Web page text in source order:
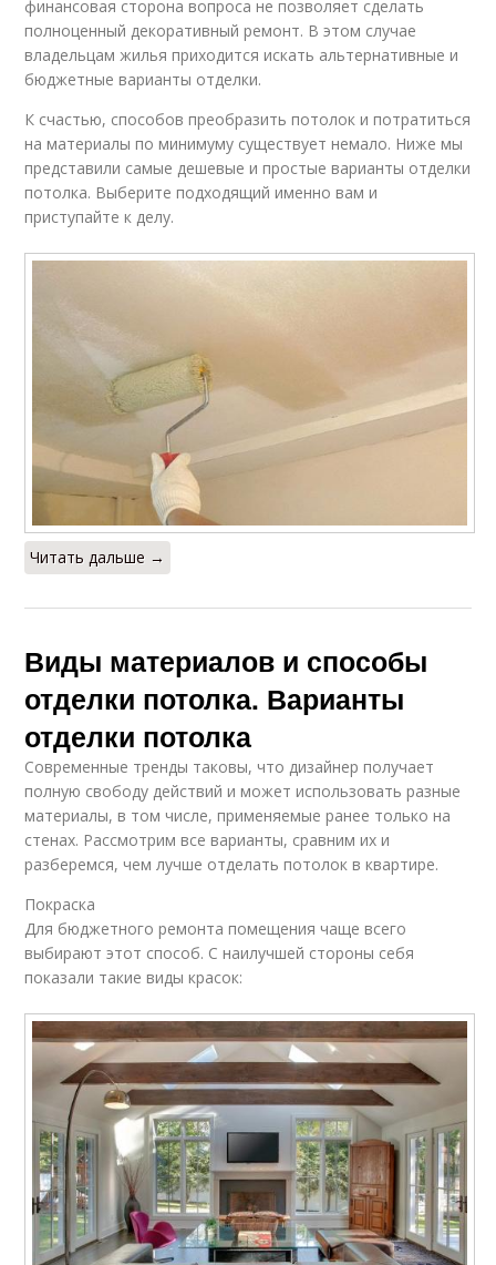
финансовая сторона вопроса не позволяет сделать
полноценный декоративный ремонт. В этом случае
владельцам жилья приходится искать альтернативные и
бюджетные варианты отделки.
К счастью, способов преобразить потолок и потратиться
на материалы по минимуму существует немало. Ниже мы
представили самые дешевые и простые варианты отделки
потолка. Выберите подходящий именно вам и
приступайте к делу.
Читать дальше →
Виды материалов и способы
отделки потолка. Варианты
отделки потолка
Современные тренды таковы, что дизайнер получает
полную свободу действий и может использовать разные
материалы, в том числе, применяемые ранее только на
стенах. Рассмотрим все варианты, сравним их и
разберемся, чем лучше отделать потолок в квартире.
Покраска
Для бюджетного ремонта помещения чаще всего
выбирают этот способ. С наилучшей стороны себя
показали такие виды красок: